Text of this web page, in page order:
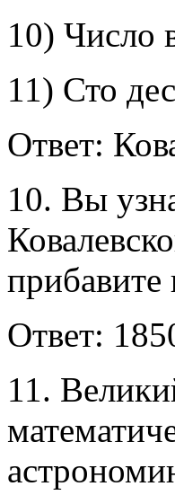
10) Число
11) Сто
Ответ:
10. Вы
прибавите
Ответ:
11.